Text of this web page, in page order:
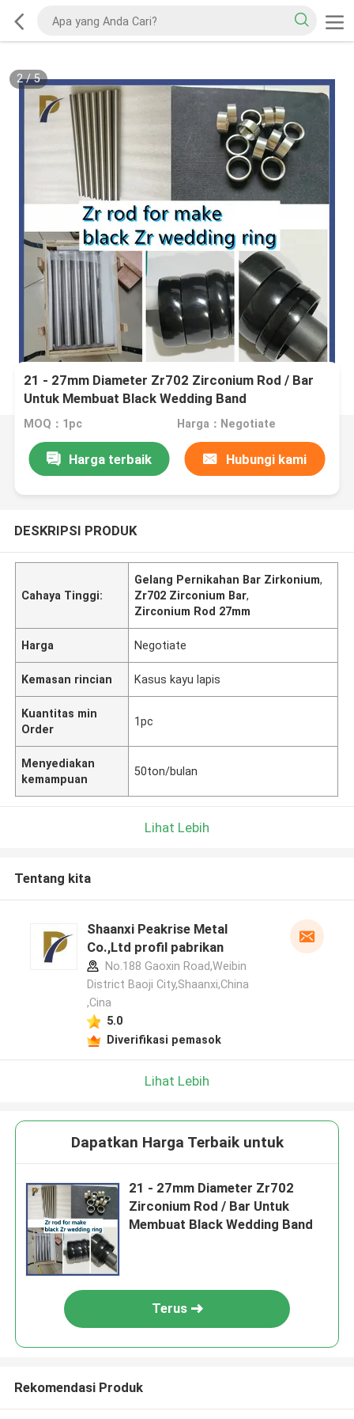
2/5
21 - 27mm Diameter Zr702 Zirconium Rod / Bar
Untuk Membuat Black Wedding Band
MOQ：1pc Harga：Negotiate
Harga terbaik Hubungi kami
DESKRIPSI PRODUK
Cahaya Tinggi:
Gelang Pernikahan Bar Zirkonium,
Zr702 Zirconium Bar,
Zirconium Rod 27mm
Harga Negotiate
Kemasan rincian Kasus kayu lapis
Kuantitas min
Order
1pc
Menyediakan
kemampuan
50ton/bulan
Lihat Lebih
Tentang kita
Shaanxi Peakrise Metal
Co.,Ltd profil pabrikan
No.188 Gaoxin Road,Weibin
District Baoji City,Shaanxi,China
,Cina
5.0
Diverifikasi pemasok
Lihat Lebih
Dapatkan Harga Terbaik untuk
21 - 27mm Diameter Zr702
Zirconium Rod / Bar Untuk
Membuat Black Wedding Band
Terus
Rekomendasi Produk